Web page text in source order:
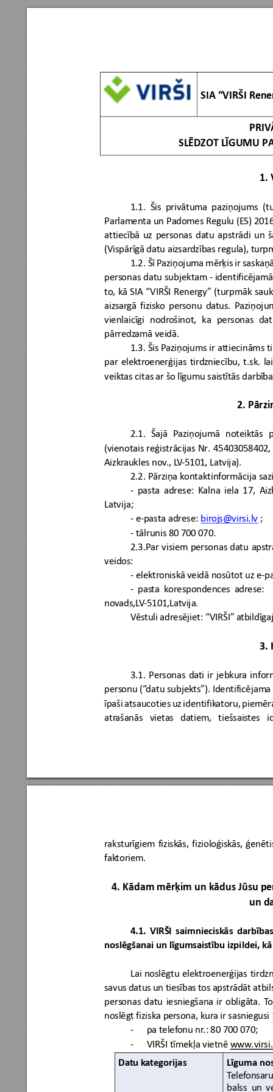
SIA “VIRŠI
SLĒDZOT LĪGUMU
1.
1.1. Šis privātuma paziņojums
Parlamenta un Padomes Regulu (ES)
attiecībā uz personas datu apstrādi un
(Vispārīgā datu aizsardzības regula),
1.2. Šī Paziņojuma mērķis ir sask
personas datu subjektam -
to, kā SIA “VIRŠI Renergy” (turpmāk
aizsargā fizisko personu datus. P
vienlaicīgi nodrošinot, ka personas
pārredzamā veidā.
1.3. Šis Paziņojums ir attiecināms
par elektroenerģijas tirdzniecību, t.sk.
veiktas citasar šo līgumu saistītās darb
2. Pā
2.1. Šajā Paziņojumā noteiktās
(vienotais reģistrācijas Nr. 45403058402,
Aizkraukles nov., LV-5101, Latvija).
2.2. Pārziņa kontaktinformācija
- pasta adrese: Kalna iela 17,
Latvija;
- e-pasta adrese: birojs@virsi.lv ;
- tālrunis 80 700 070.
2.3.Par visiem personas datu aps
veidos:
- elektroniskā veidā nosūtot uz e-
- pasta korespondences adrese:
novads,LV-5101,Latvija.
Vēstuli adresējiet: “VIRŠI” a
3.
3.1. Personas dati ir jebkura
personu (“datu subjekts”). Identificējama
īpaši atsaucoties uz identifikatoru,
atrašanās vietas datiem, tiešsaistes
raksturīgiem fiziskās, fizioloģiskās,
faktoriem.
4. Kādam mērķim un kādus Jūsu
un
4.1. VIRŠI saimnieciskās darb
noslēgšanai un līgumsaistību izpildei, kā
Lai noslēgtu elektroenerģijas
savus datus un tiesības tos apstrādāt
personas datu iesniegšana ir obligāta. T
noslēgt fiziska persona, kura ir sasniegusi
-
pa telefonu nr.: 80 700 070;
-
VIRŠI tīmekļa vietnē
Datu kategorijas Līguma
Telefo
balss un